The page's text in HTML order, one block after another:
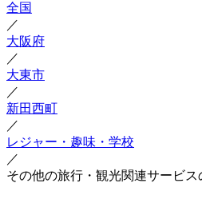
全国
／
大阪府
／
大東市
／
新田西町
／
レジャー・趣味・学校
／
その他の旅行・観光関連サービス